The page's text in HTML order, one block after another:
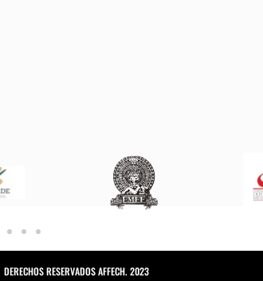
DERECHOS RESERVADOS AFFECH. 2023